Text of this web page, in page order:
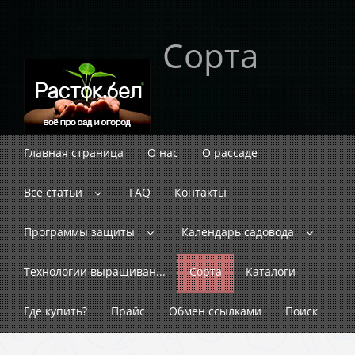
Сорта
Главная страница О нас О рассаде
Все статьи FAQ Контакты
Программы защиты Календарь садовода
Технологии выращиван... Сорта Каталоги
Где купить? Прайс Обмен ссылками Поиск